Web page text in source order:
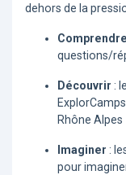
dehors de la
Comprendre
questions/
Découvrir :
Rhône Alpes
Imaginer :
pour